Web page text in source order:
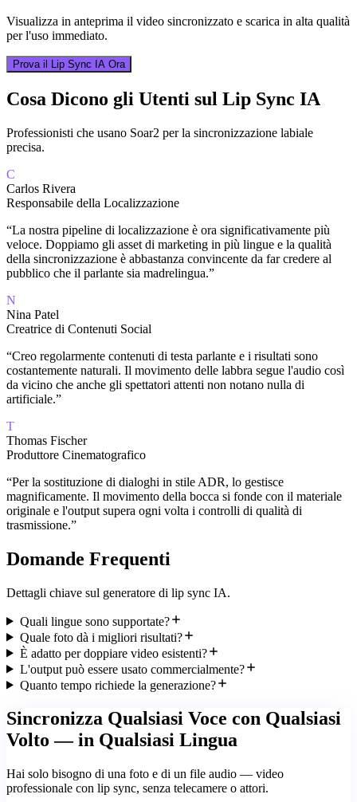
Visualizza in anteprima il video sincronizzato e scarica in alta qualità
per l'uso immediato.
Prova il Lip Sync IA Ora
Cosa Dicono gli Utenti sul Lip Sync IA
Professionisti che usano Soar2 per la sincronizzazione labiale
precisa.
C
Carlos Rivera
Responsabile della Localizzazione
“La nostra pipeline di localizzazione è ora significativamente più
veloce. Doppiamo gli asset di marketing in più lingue e la qualità
della sincronizzazione è abbastanza convincente da far credere al
pubblico che il parlante sia madrelingua.”
N
Nina Patel
Creatrice di Contenuti Social
“Creo regolarmente contenuti di testa parlante e i risultati sono
costantemente naturali. Il movimento delle labbra segue l'audio così
da vicino che anche gli spettatori attenti non notano nulla di
artificiale.”
T
Thomas Fischer
Produttore Cinematografico
“Per la sostituzione di dialoghi in stile ADR, lo gestisce
magnificamente. Il movimento della bocca si fonde con il materiale
originale e l'output supera ogni volta i controlli di qualità di
trasmissione.”
Domande Frequenti
Dettagli chiave sul generatore di lip sync IA.
Quali lingue sono supportate?
Quale foto dà i migliori risultati?
È adatto per doppiare video esistenti?
L'output può essere usato commercialmente?
Quanto tempo richiede la generazione?
Sincronizza Qualsiasi Voce con Qualsiasi
Volto — in Qualsiasi Lingua
Hai solo bisogno di una foto e di un file audio — video
professionale con lip sync, senza telecamere o attori.